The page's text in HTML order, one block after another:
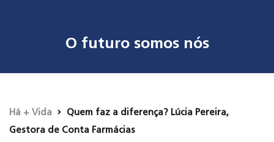
O futuro somos nós
Há + Vida
Quem faz a diferença? Lúcia Pereira,
Gestora de Conta Farmácias